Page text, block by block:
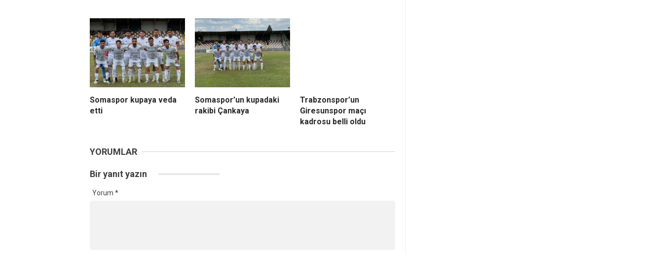
Somaspor kupaya veda
etti
Somaspor’un kupadaki
rakibi Çankaya
Trabzonspor’un
Giresunspor maçı
kadrosu belli oldu
YORUMLAR
Bir yanıt yazın
Yorum *